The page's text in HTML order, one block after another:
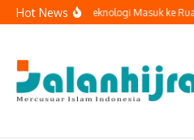
Lewati ke konten
Hot NewsKetika Teknologi Masuk ke